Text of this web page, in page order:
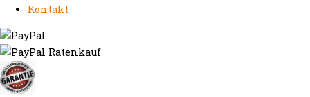
Kontakt